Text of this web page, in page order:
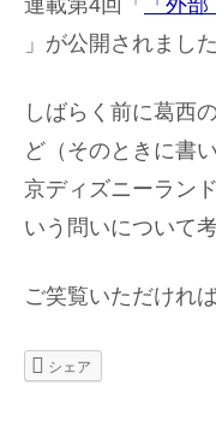
」が公開されました
しばらく前に葛西
ど（そのときに書
京ディズニーラン
いう問いについて
ご笑覧いただけれ
シェア